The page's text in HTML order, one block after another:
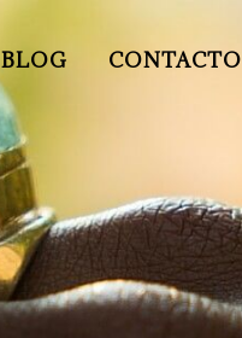
BLOG CONTACTO